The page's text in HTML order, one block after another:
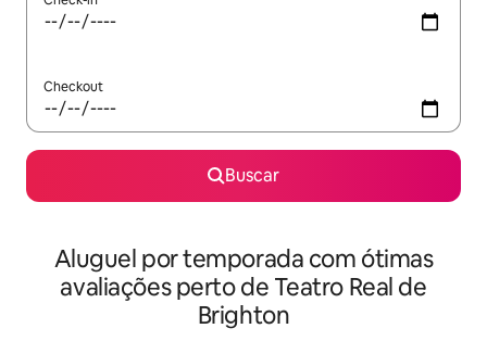
Checkout
Buscar
Aluguel por temporada com ótimas
avaliações perto de Teatro Real de
Brighton